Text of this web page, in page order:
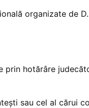
organizate de
prin hotărâre
sau cel al cărui